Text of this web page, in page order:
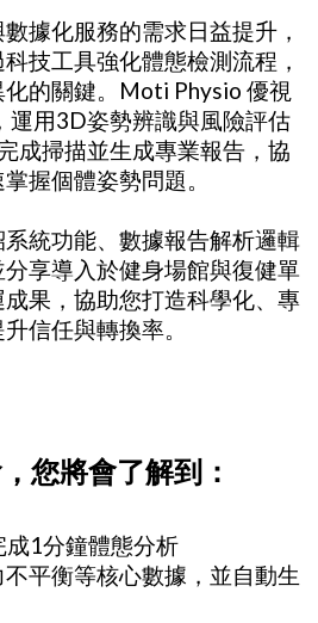
據化服務的需求日益提升，
技工具強化體態檢測流程，
的關鍵。Moti Physio 優視
運用3D姿勢辨識與風險評估
成掃描並生成專業報告，協
握個體姿勢問題。
統功能、數據報告解析邏輯
享導入於健身場館與復健單
果，協助您打造科學化、專
信任與轉換率。
您將會了解到：
成1分鐘體態分析
平衡等核心數據，並自動生